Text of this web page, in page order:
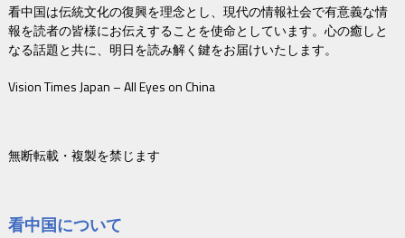
看中国は伝統文化の復興を理念とし、現代の情報社会で有意義な情
報を読者の皆様にお伝えすることを使命としています。心の癒しと
なる話題と共に、明日を読み解く鍵をお届けいたします。
Vision Times Japan – All Eyes on China
無断転載・複製を禁じます
看中国について